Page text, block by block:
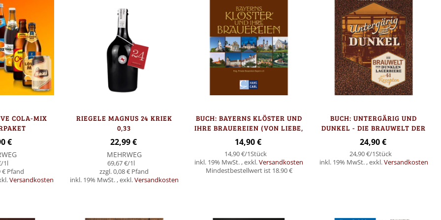
COLA-MIX
€
/1l
€
Versandkosten
RIEGELE MAGNUS 24 KRIEK
0,33
22,99 €
MEHRWEG
69,67 €/1l
0,08 €
inkl. 19% MwSt. ,exkl.Versandkosten
BUCH: BAYERNS KLÖSTER UND
IHRE BRAUEREIEN (VON LIEBE,
UHL)
14,90 €
14,90 €/1Stück
inkl. 19% MwSt. ,exkl.Versandkosten
Mindestbestellwert ist 18.90 €
BUCH: UNTERGÄRIG UND
DUNKEL - DIE BRAUWELT DER
DUNKLEN LAGERBIERE MIT 41
REZEPTEN (VON DORNBUSCH,
KRAUS-WEYERMANN)
24,90 €
24,90 €/1Stück
inkl. 19% MwSt. ,exkl.Versandkosten